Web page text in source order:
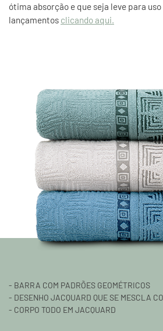
ótima absorção e que seja leve para
lançamentos clicando aqui.
- BARRA COM PADRÕES GEOMÉTRICOS
- DESENHO JACQUARD QUE SE MESCLA
- CORPO TODO EM JACQUARD